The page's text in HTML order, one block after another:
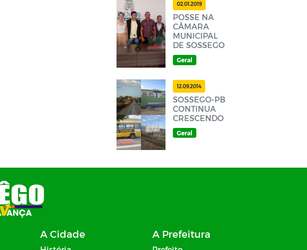
02.01.2019
POSSE NA
CÂMARA
MUNICIPAL
DE SOSSEGO
Geral
12.09.2014
SOSSEGO-PB
CONTINUA
CRESCENDO
Geral
A Cidade A Prefeitura